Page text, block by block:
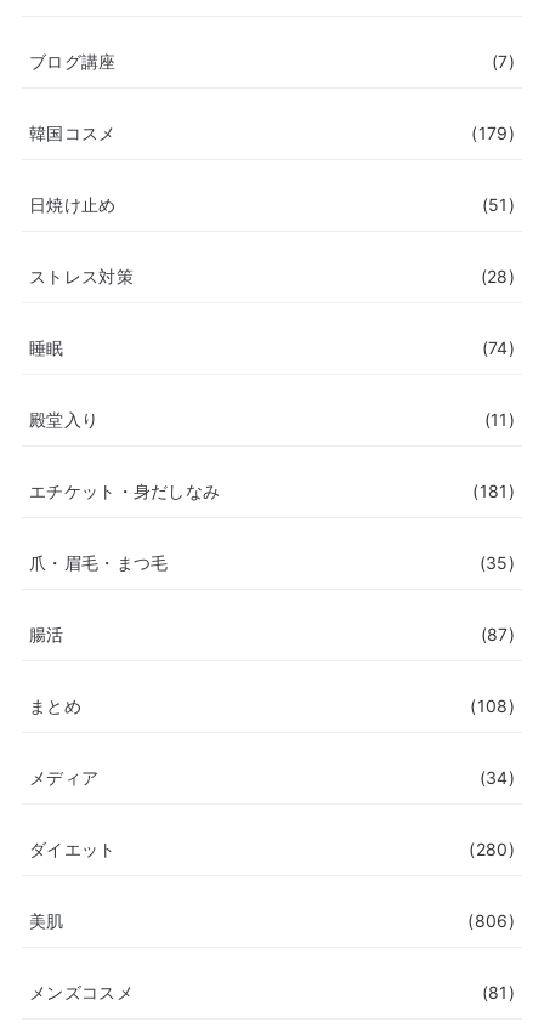
ブログ講座 (7)
韓国コスメ (179)
日焼け止め (51)
ストレス対策 (28)
睡眠 (74)
殿堂入り (11)
エチケット・身だしなみ (181)
爪・眉毛・まつ毛 (35)
腸活 (87)
まとめ (108)
メディア (34)
ダイエット (280)
美肌 (806)
メンズコスメ (81)